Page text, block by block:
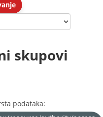
skupovi
podataka: